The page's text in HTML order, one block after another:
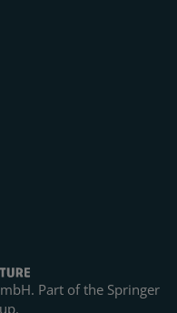
Part of the Springer